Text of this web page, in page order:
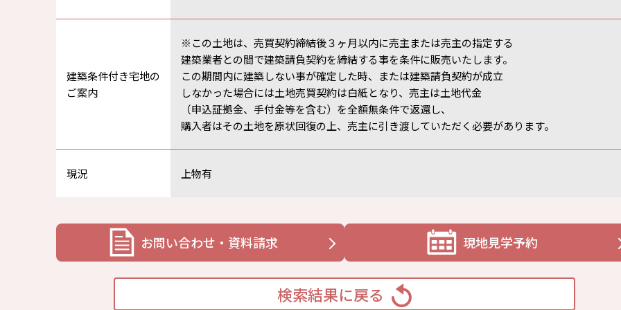
建築条件付き宅地の
ご案内
※この土地は、売買契約締結後３ヶ月以内に売主または売主の指定する
建築業者との間で建築請負契約を締結する事を条件に販売いたします。
この期間内に建築しない事が確定した時、または建築請負契約が成立
しなかった場合には土地売買契約は白紙となり、売主は土地代金
（申込証拠金、手付金等を含む）を全額無条件で返還し、
購入者はその土地を原状回復の上、売主に引き渡していただく必要があります。
現況 上物有
お問い合わせ・資料請求 現地見学予約
検索結果に戻る